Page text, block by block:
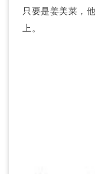
只要是姜美莱，
上。